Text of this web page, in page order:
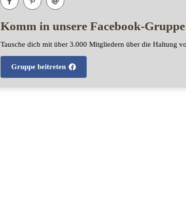
Komm in unsere Facebook-
Tausche dich mit über 3.000 Mitgliedern über die Haltung
Gruppe beitreten